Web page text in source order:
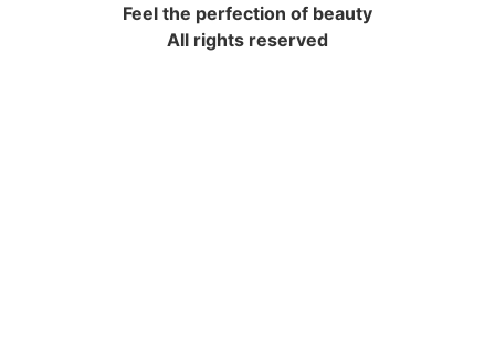
Feel the perfection of beauty
All rights reserved